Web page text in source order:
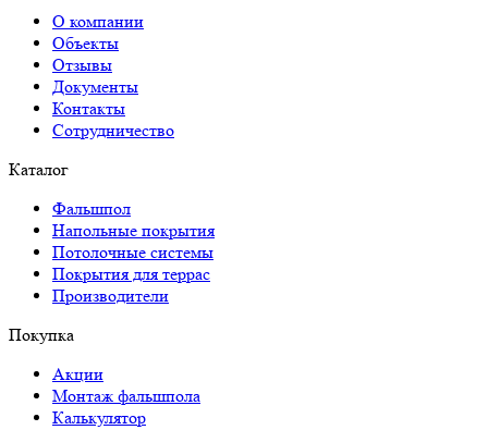
О компании
Объекты
Отзывы
Документы
Контакты
Сотрудничество
Каталог
Фальшпол
Напольные покрытия
Потолочные системы
Покрытия для террас
Производители
Покупка
Акции
Монтаж фальшпола
Калькулятор